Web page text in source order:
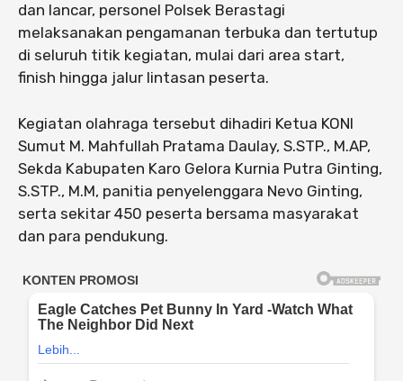
dan lancar, personel Polsek Berastagi
melaksanakan pengamanan terbuka dan tertutup
di seluruh titik kegiatan, mulai dari area start,
finish hingga jalur lintasan peserta.
Kegiatan olahraga tersebut dihadiri Ketua KONI
Sumut M. Mahfullah Pratama Daulay, S.STP., M.AP,
Sekda Kabupaten Karo Gelora Kurnia Putra Ginting,
S.STP., M.M, panitia penyelenggara Nevo Ginting,
serta sekitar 450 peserta bersama masyarakat
dan para pendukung.